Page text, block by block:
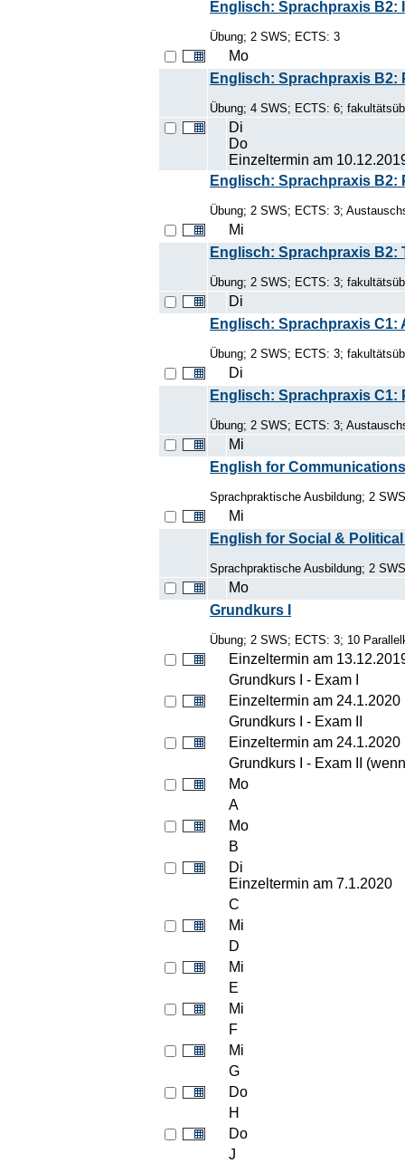
Englisch: Sprachpraxis B2:
Übung; 2 SWS; ECTS: 3
Mo
Englisch: Sprachpraxis B2:
Übung; 4 SWS; ECTS: 6;
Di
Do
Einzeltermin am
Englisch: Sprachpraxis B2:
Übung; 2 SWS; ECTS: 3;
Mi
Englisch: Sprachpraxis B2:
Übung; 2 SWS; ECTS: 3;
Di
Englisch: Sprachpraxis C1:
Übung; 2 SWS; ECTS: 3;
Di
Englisch: Sprachpraxis C1:
Übung; 2 SWS; ECTS: 3;
Mi
English for
Sprachpraktische Ausbildung; 2
Mi
English for Social &
Sprachpraktische Ausbildung; 2
Mo
Grundkurs I
Übung; 2 SWS; ECTS: 3; 10
Einzeltermin am
Grundkurs I - Exam I
Einzeltermin am 24.1.2020
Grundkurs I - Exam II
Einzeltermin am 24.1.2020
Grundkurs I - Exam II
Mo
A
Mo
B
Di
Einzeltermin am 7.1.2020
C
Mi
D
Mi
E
Mi
F
Mi
G
Do
H
Do
J